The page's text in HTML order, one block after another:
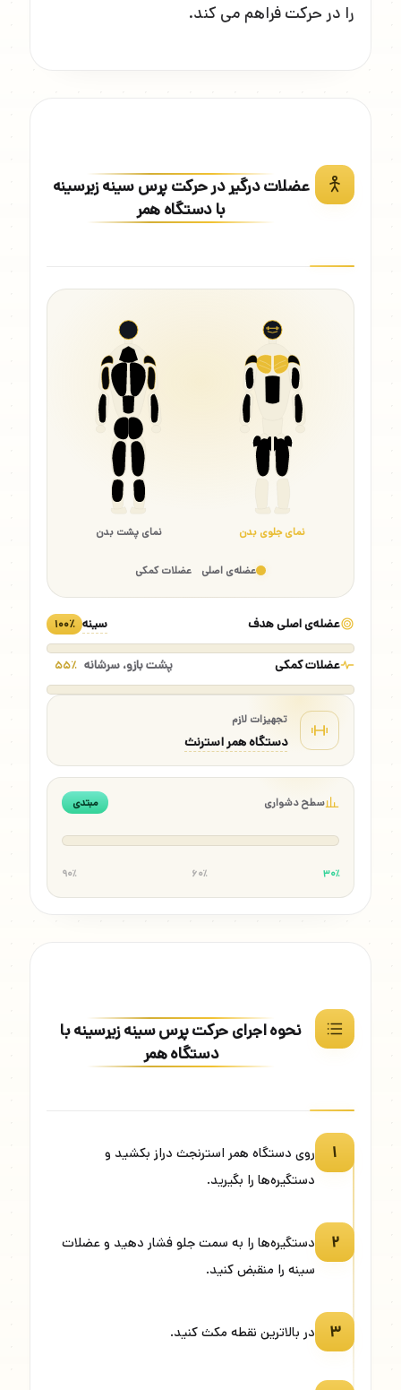
را در حرکت فراهم می کند.
عضلات درگیر در حرکت پرس سینه زیرسینه
با دستگاه همر
نمای جلوی بدن نمای پشت بدن
عضله‌ی اصلی عضلات کمکی
عضله‌ی اصلی هدف سینه ۱۰۰٪
عضلات کمکی پشت بازو، سرشانه ۵۵٪
تجهیزات لازم
دستگاه همر استرنث
سطح دشواری مبتدی
۳۰٪ ۶۰٪ ۹۰٪
نحوه اجرای حرکت پرس سینه زیرسینه با
دستگاه همر
۱
روی دستگاه همر استرنجث دراز بکشید و
دستگیره‌ها را بگیرید.
۲
دستگیره‌ها را به سمت جلو فشار دهید و عضلات
سینه را منقبض کنید.
۳ در بالاترین نقطه مکث کنید.